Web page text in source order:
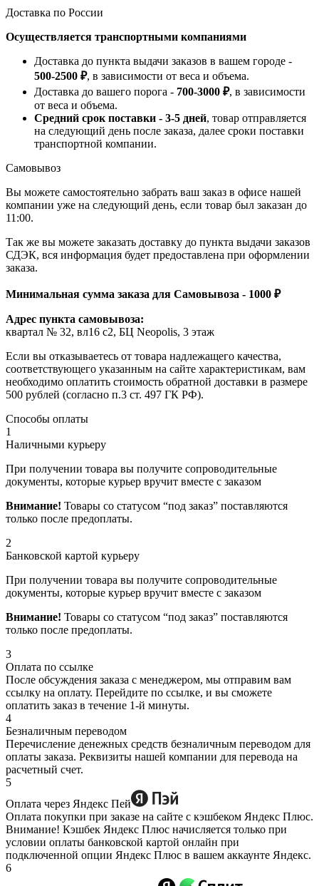
Доставка по России
Осуществляется транспортными компаниями
Доставка до пункта выдачи заказов в вашем городе -
500-2500 ₽, в зависимости от веса и объема.
Доставка до вашего порога - 700-3000 ₽, в зависимости
от веса и объема.
Средний срок поставки - 3-5 дней, товар отправляется
на следующий день после заказа, далее сроки поставки
транспортной компании.
Самовывоз
Вы можете самостоятельно забрать ваш заказ в офисе нашей
компании уже на следующий день, если товар был заказан до
11:00.
Так же вы можете заказать доставку до пункта выдачи заказов
СДЭК, вся информация будет предоставлена при оформлении
заказа.
Минимальная сумма заказа для Самовывоза - 1000 ₽
Адрес пункта самовывоза:
квартал № 32, вл16 с2, БЦ Neopolis, 3 этаж
Если вы отказываетесь от товара надлежащего качества,
соответствующего указанным на сайте характеристикам, вам
необходимо оплатить стоимость обратной доставки в размере
500 рублей (согласно п.3 ст. 497 ГК РФ).
Способы оплаты
1
Наличными курьеру
При получении товара вы получите сопроводительные
документы, которые курьер вручит вместе с заказом
Внимание! Товары со статусом “под заказ” поставляются
только после предоплаты.
2
Банковской картой курьеру
При получении товара вы получите сопроводительные
документы, которые курьер вручит вместе с заказом
Внимание! Товары со статусом “под заказ” поставляются
только после предоплаты.
3
Оплата по ссылке
После обсуждения заказа с менеджером, мы отправим вам
ссылку на оплату. Перейдите по ссылке, и вы сможете
оплатить заказ в течение 1-й минуты.
4
Безналичным переводом
Перечисление денежных средств безналичным переводом для
оплаты заказа. Реквизиты нашей компании для перевода на
расчетный счет.
5
Оплата через Яндекс Пей
Оплата покупки при заказе на сайте с кэшбеком Яндекс Плюс.
Внимание! Кэшбек Яндекс Плюс начисляется только при
условии оплаты банковской картой онлайн при
подключенной опции Яндекс Плюс в вашем аккаунте Яндекс.
6